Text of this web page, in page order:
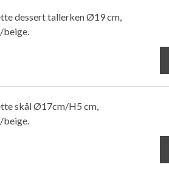
dessert tallerken Ø19 cm,
beige.
skål Ø17cm/H5 cm,
beige.